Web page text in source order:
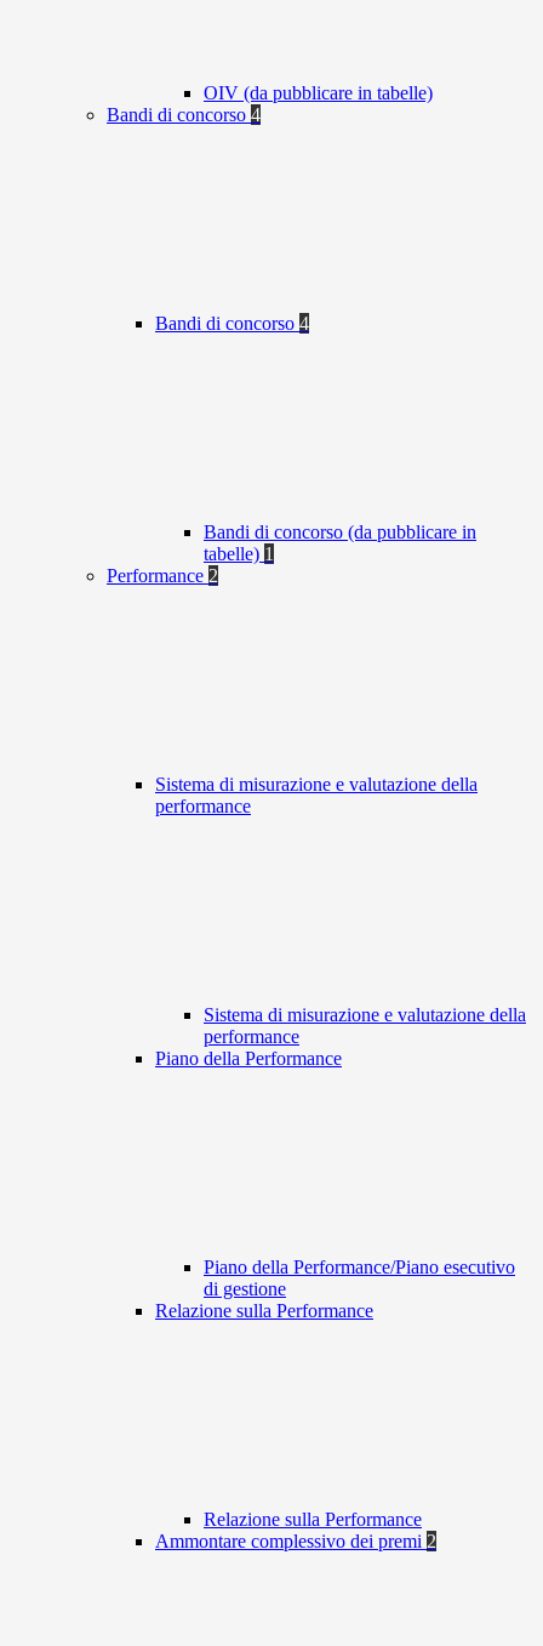
OIV (da pubblicare in tabelle)
Bandi di concorso 4
Bandi di concorso 4
Bandi di concorso (da pubblicare in
tabelle) 1
Performance 2
Sistema di misurazione e valutazione della
performance
Sistema di misurazione e valutazione della
performance
Piano della Performance
Piano della Performance/Piano esecutivo
di gestione
Relazione sulla Performance
Relazione sulla Performance
Ammontare complessivo dei premi 2